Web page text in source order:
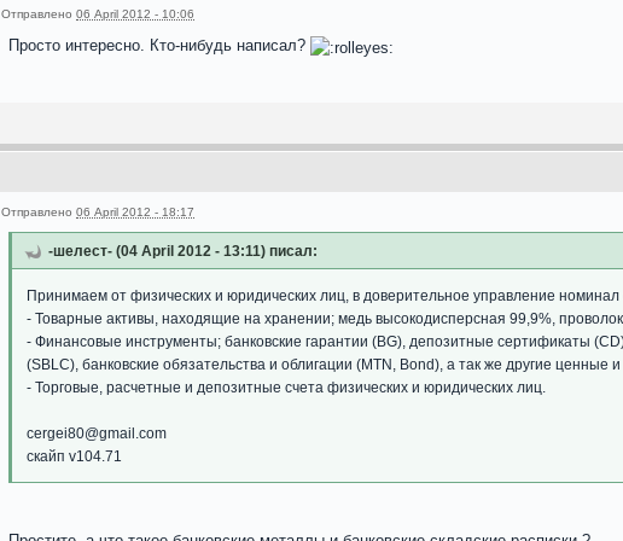
Отправлено 06 April 2012 - 10:06
Просто интересно. Кто-нибудь написал?
Отправлено 06 April 2012 - 18:17
-шелест- (04 April 2012 - 13:11) писал:
Принимаем от физических и юридических лиц, в доверительное управление
- Товарные активы, находящие на хранении; медь высокодисперсная 99,9%,
- Финансовые инструменты; банковские гарантии (BG), депозитные сертификаты
(SBLC), банковские обязательства и облигации (MTN, Bond), а так же другие ценные
- Торговые, расчетные и депозитные счета физических и юридических лиц.
cergei80@gmail.com
скайп v104.71